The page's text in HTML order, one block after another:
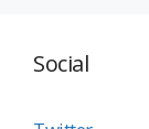
Social